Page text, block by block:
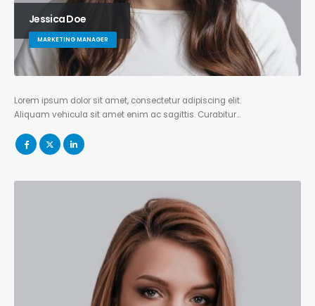
Jessica Doe
MARKETING MANAGER
Lorem ipsum dolor sit amet, consectetur adipiscing elit.
Aliquam vehicula sit amet enim ac sagittis. Curabitur…